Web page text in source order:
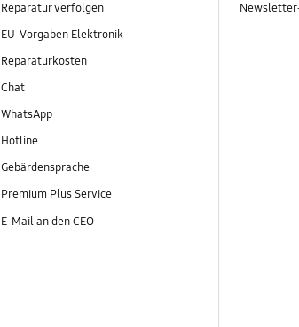
Reparatur verfolgen
EU-Vorgaben Elektronik
Reparaturkosten
Chat
WhatsApp
Hotline
Gebärdensprache
Premium Plus Service
E-Mail an den CEO